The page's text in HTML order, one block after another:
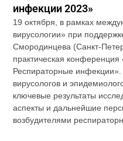
инфекции 2023»
19 октября, в рамках
вирусологии» при
Смородинцева (Санкт-
практическая
Респираторные
вирусологов и
ключевые результаты
аспекты и дальнейшие
возбудителями